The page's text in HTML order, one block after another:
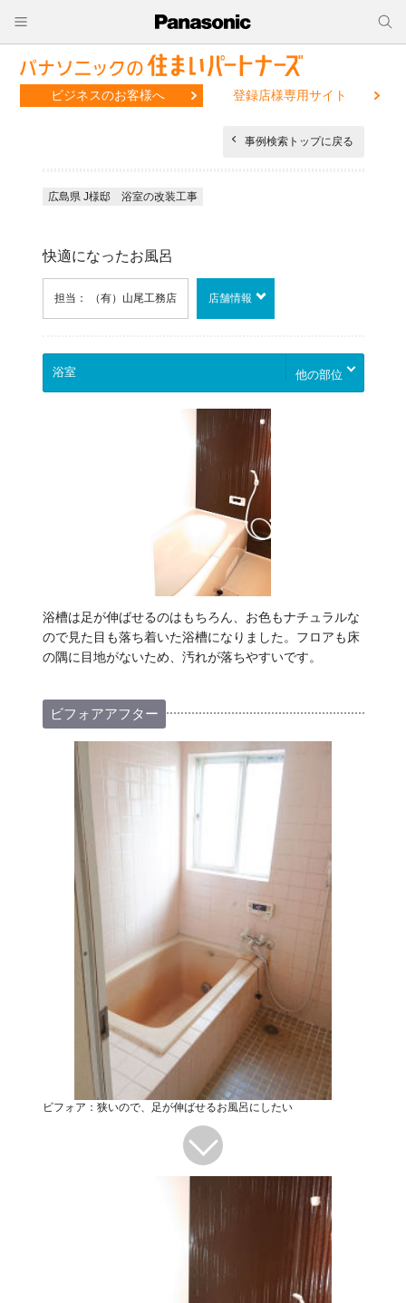
ビジネスのお客様へ 登録店様専用サイト
事例検索トップに戻る
広島県 J様邸 浴室の改装工事
快適になったお風呂
担当： （有）山尾工務店 店舗情報
他の部位
浴槽は足が伸ばせるのはもちろん、お色もナチュラルな
ので見た目も落ち着いた浴槽になりました。フロアも床
の隅に目地がないため、汚れが落ちやすいです。
ビフォアアフター
ビフォア：狭いので、足が伸ばせるお風呂にしたい